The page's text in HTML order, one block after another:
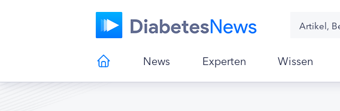
News Experten Wissen